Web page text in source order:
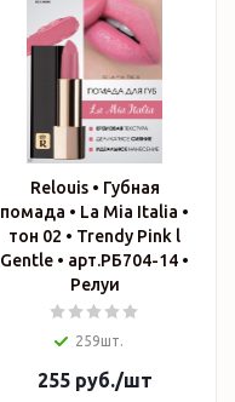
Relouis • Губная
помада • La Mia Italia •
тон 02 • Trendy Pink l
Gentle • арт.РБ704-14 •
Релуи
259шт.
255руб./шт